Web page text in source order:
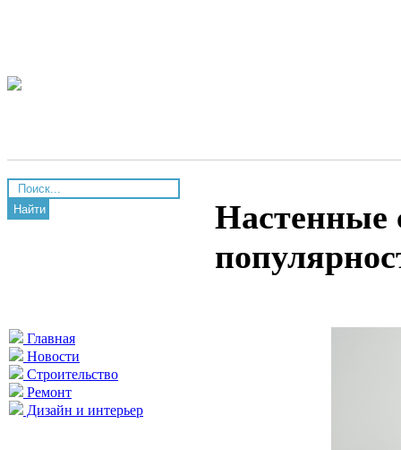
Найти
Главная
Новости
Строительство
Ремонт
Дизайн и интерьер
Настенные